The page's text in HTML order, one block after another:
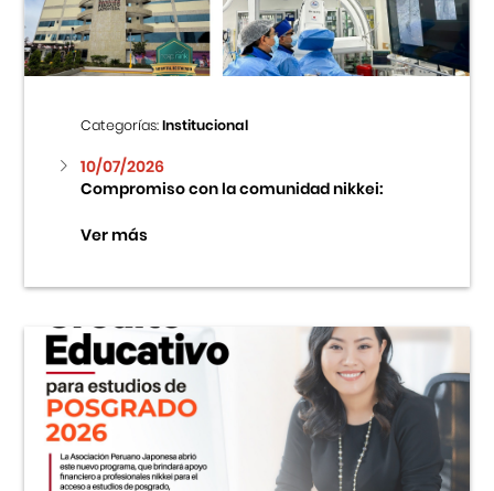
Categorías:Institucional
10/07/2026
Compromiso con la comunidad nikkei:
Ver más